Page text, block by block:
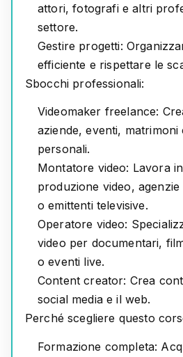
attori, fotografi e altri
settore.
Gestire progetti:
efficiente e rispettare le
Sbocchi professionali:
Videomaker freelance:
aziende, eventi,
personali.
Montatore video: Lavora
produzione video,
o emittenti televisive.
Operatore video:
video per documentari,
o eventi live.
Content creator: Crea
social media e il web.
Perché scegliere questo
Formazione completa: